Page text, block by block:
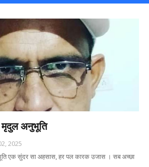
मृदुल अनुभूति
2025
एक सुंदर सा अहसास, हर पल कारक उजास । सब अच्छा